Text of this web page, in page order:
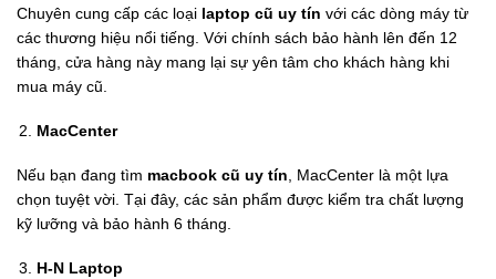
Chuyên cung cấp các loại laptop cũ uy tín với các dòng máy từ
các thương hiệu nổi tiếng. Với chính sách bảo hành lên đến 12
tháng, cửa hàng này mang lại sự yên tâm cho khách hàng khi
mua máy cũ.
MacCenter
Nếu bạn đang tìm macbook cũ uy tín , MacCenter là một lựa
chọn tuyệt vời. Tại đây, các sản phẩm được kiểm tra chất lượng
kỹ lưỡng và bảo hành 6 tháng.
H-N Laptop